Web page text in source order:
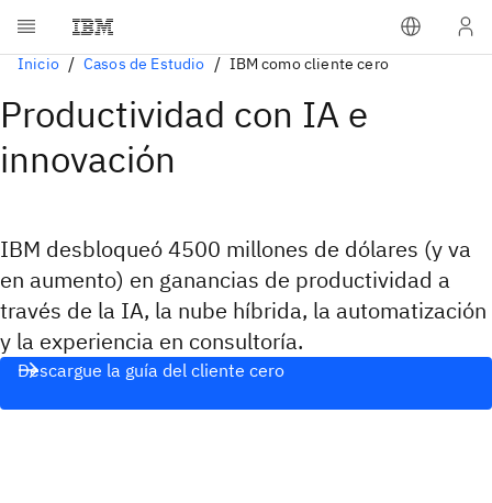
Inicio Casos de Estudio IBM como cliente cero
Productividad con IA e
innovación
IBM desbloqueó 4500 millones de dólares (y va
en aumento) en ganancias de productividad a
través de la IA, la nube híbrida, la automatización
y la experiencia en consultoría.
Descargue la guía del cliente cero